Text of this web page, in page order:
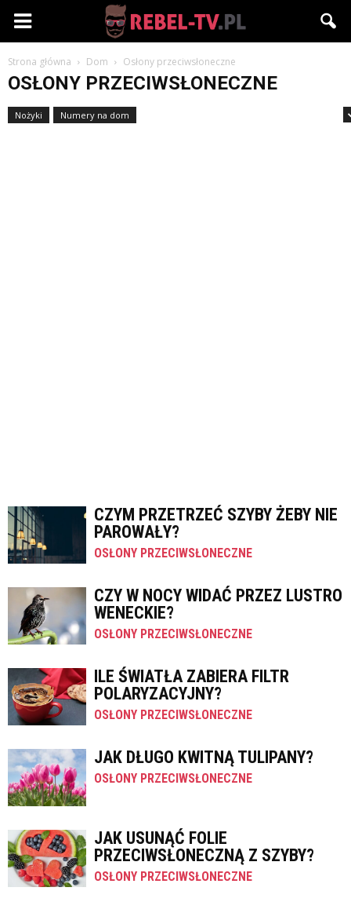
Rebel-
TV.pl
Strona główna Dom Osłony przeciwsłoneczne
OSŁONY PRZECIWSŁONECZNE
Nożyki
Numery na dom
CZYM PRZETRZEĆ SZYBY ŻEBY NIE
PAROWAŁY?
OSŁONY PRZECIWSŁONECZNE
CZY W NOCY WIDAĆ PRZEZ LUSTRO
WENECKIE?
OSŁONY PRZECIWSŁONECZNE
ILE ŚWIATŁA ZABIERA FILTR
POLARYZACYJNY?
OSŁONY PRZECIWSŁONECZNE
JAK DŁUGO KWITNĄ TULIPANY?
OSŁONY PRZECIWSŁONECZNE
JAK USUNĄĆ FOLIE
PRZECIWSŁONECZNĄ Z SZYBY?
OSŁONY PRZECIWSŁONECZNE